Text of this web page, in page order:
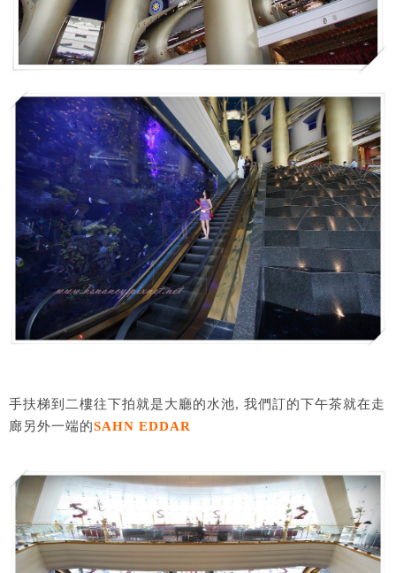
手扶梯到二樓往下拍就是大廳的水池, 我們訂的下午茶就在走
廊另外一端的SAHN EDDAR